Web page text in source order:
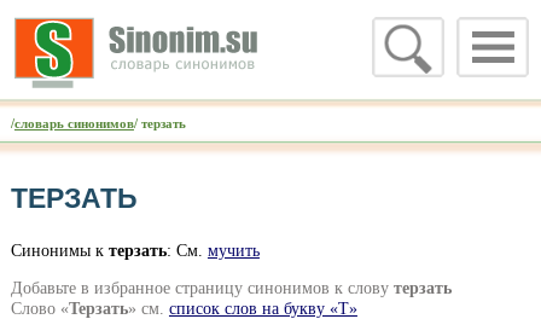
/словарь синонимов/ терзать
ТЕРЗАТЬ
Синонимы к терзать: См. мучить
Добавьте в избранное страницу синонимов к слову терзать
Слово «Терзать» см. список слов на букву «Т»